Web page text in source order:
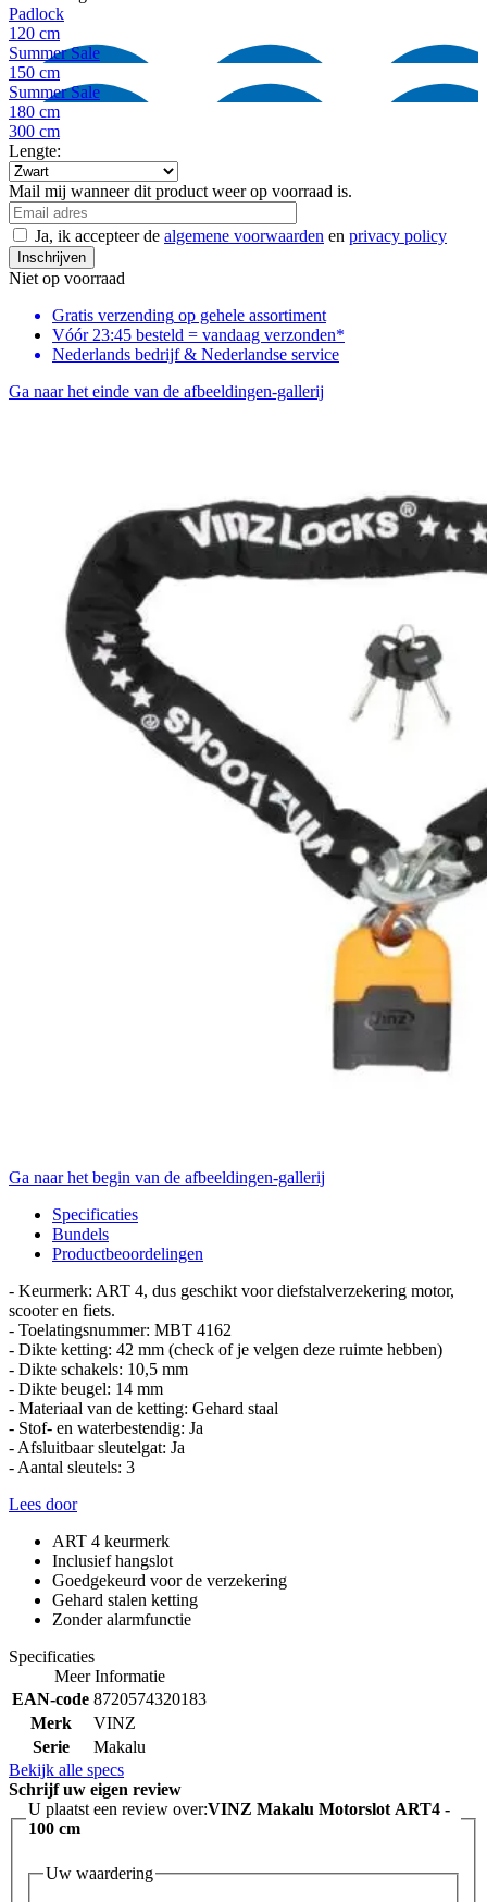
Padlock
120 cm
Summer Sale
150 cm
Summer Sale
180 cm
300 cm
Lengte:
Mail mij wanneer dit product weer op voorraad is.
Ja, ik accepteer de algemene voorwaarden en privacy policy
Inschrijven
Niet op voorraad
Gratis verzending op gehele assortiment
Vóór 23:45 besteld = vandaag verzonden*
Nederlands bedrijf & Nederlandse service
Ga naar het einde van de afbeeldingen-gallerij
Ga naar het begin van de afbeeldingen-gallerij
Specificaties
Bundels
Productbeoordelingen
- Keurmerk: ART 4, dus geschikt voor diefstalverzekering motor,
scooter en fiets.
- Toelatingsnummer: MBT 4162
- Dikte ketting: 42 mm (check of je velgen deze ruimte hebben)
- Dikte schakels: 10,5 mm
- Dikte beugel: 14 mm
- Materiaal van de ketting: Gehard staal
- Stof- en waterbestendig: Ja
- Afsluitbaar sleutelgat: Ja
- Aantal sleutels: 3
Lees door
ART 4 keurmerk
Inclusief hangslot
Goedgekeurd voor de verzekering
Gehard stalen ketting
Zonder alarmfunctie
Specificaties
Meer Informatie
EAN-code 8720574320183
Merk
VINZ
Serie
Makalu
Bekijk alle specs
Schrijf uw eigen review
U plaatst een review over:VINZ Makalu Motorslot ART4 -
100 cm
Uw waardering